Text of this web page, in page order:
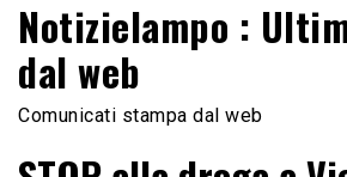
Notizielampo :
dal web
Comunicati stampa dal web